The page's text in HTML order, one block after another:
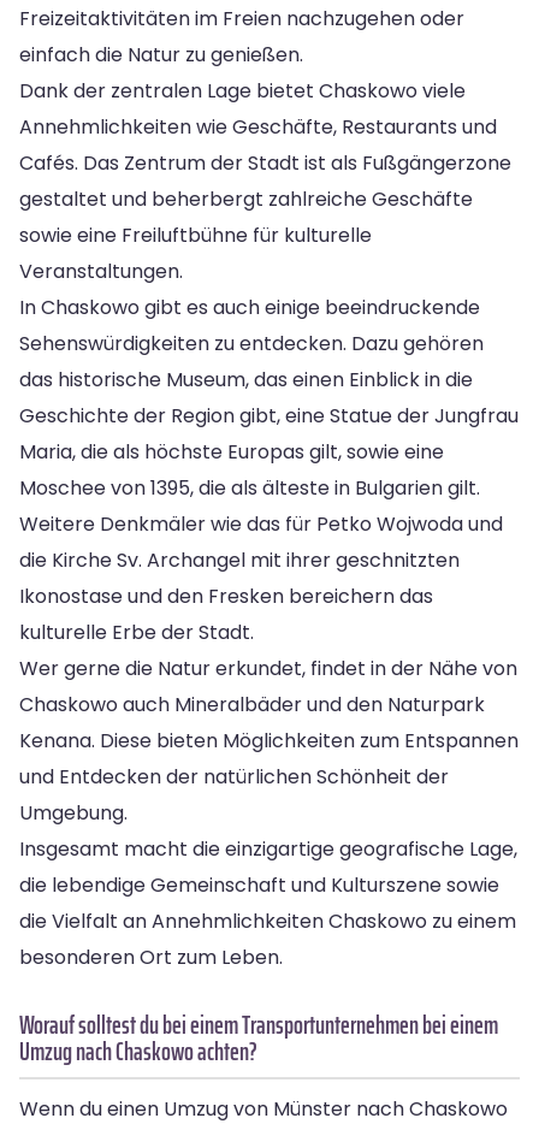
Freizeitaktivitäten im Freien nachzugehen oder
einfach die Natur zu genießen.
Dank der zentralen Lage bietet Chaskowo viele
Annehmlichkeiten wie Geschäfte, Restaurants und
Cafés. Das Zentrum der Stadt ist als Fußgängerzone
gestaltet und beherbergt zahlreiche Geschäfte
sowie eine Freiluftbühne für kulturelle
Veranstaltungen.
In Chaskowo gibt es auch einige beeindruckende
Sehenswürdigkeiten zu entdecken. Dazu gehören
das historische Museum, das einen Einblick in die
Geschichte der Region gibt, eine Statue der Jungfrau
Maria, die als höchste Europas gilt, sowie eine
Moschee von 1395, die als älteste in Bulgarien gilt.
Weitere Denkmäler wie das für Petko Wojwoda und
die Kirche Sv. Archangel mit ihrer geschnitzten
Ikonostase und den Fresken bereichern das
kulturelle Erbe der Stadt.
Wer gerne die Natur erkundet, findet in der Nähe von
Chaskowo auch Mineralbäder und den Naturpark
Kenana. Diese bieten Möglichkeiten zum Entspannen
und Entdecken der natürlichen Schönheit der
Umgebung.
Insgesamt macht die einzigartige geografische Lage,
die lebendige Gemeinschaft und Kulturszene sowie
die Vielfalt an Annehmlichkeiten Chaskowo zu einem
besonderen Ort zum Leben.
Worauf solltest du bei einem Transportunternehmen bei einem
Umzug nach Chaskowo achten?
Wenn du einen Umzug von Münster nach Chaskowo